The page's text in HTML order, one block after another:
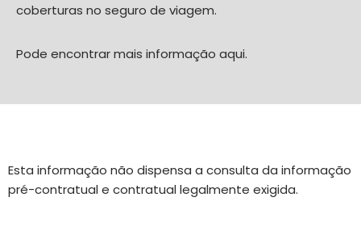
coberturas no seguro de viagem.
Pode encontrar mais informação aqui.
Esta informação não dispensa a consulta da informação
pré-contratual e contratual legalmente exigida.